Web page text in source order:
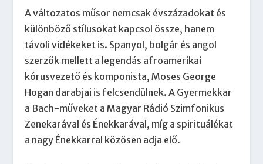
A változatos műsor nemcsak évszázadokat és
különböző stílusokat kapcsol össze, hanem
távoli vidékeket is. Spanyol, bolgár és angol
szerzők mellett a legendás afroamerikai
kórusvezető és komponista, Moses George
Hogan darabjai is felcsendülnek. A Gyermekkar
a Bach-műveket a Magyar Rádió Szimfonikus
Zenekarával és Énekkarával, míg a spirituálékat
a nagy Énekkarral közösen adja elő.